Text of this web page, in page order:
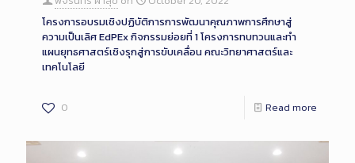
โครงการอบรมเชิงปฏิบัติการการพัฒนาคุณภาพการศึกษาสู่
ความเป็นเลิศ EdPEx กิจกรรมย่อยที่ 1 โครงการทบทวนและทำ
แผนยุทธศาสตร์เชิงรุกสู่การขับเคลื่อน คณะวิทยาศาสตร์และ
เทคโนโลยี
0 Read more